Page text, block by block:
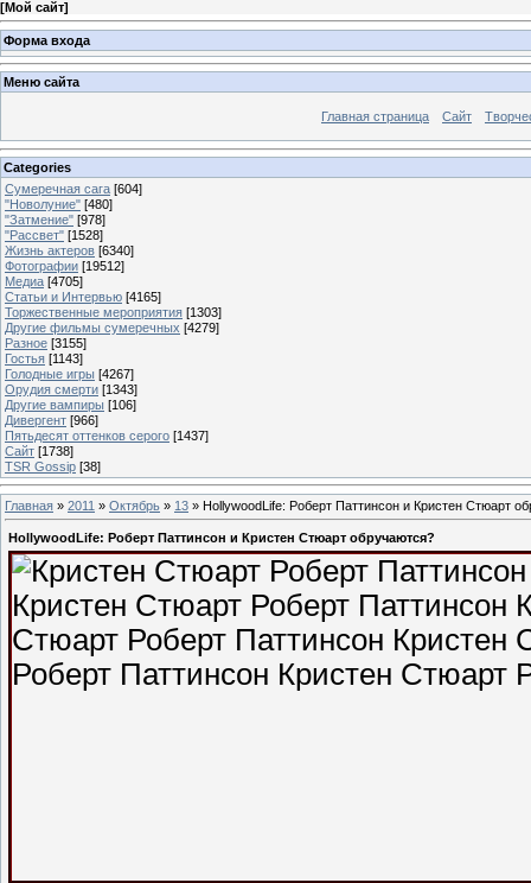
[Мой сайт]
Форма входа
Меню сайта
Главная страница Сайт
Categories
Сумеречная сага [604]
"Новолуние" [480]
"Затмение" [978]
"Рассвет" [1528]
Жизнь актеров [6340]
Фотографии [19512]
Медиа [4705]
Статьи и Интервью [4165]
Торжественные мероприятия [1303]
Другие фильмы сумеречных [4279]
Разное [3155]
Гостья [1143]
Голодные игры [4267]
Орудия смерти [1343]
Другие вампиры [106]
Дивергент [966]
Пятьдесят оттенков серого [1437]
Сайт [1738]
TSR Gossip [38]
Главная » 2011 » Октябрь » 13 » HollywoodLife: Роберт Паттинсон и Кристен Стюарт
HollywoodLife: Роберт Паттинсон и Кристен Стюарт обручаются?